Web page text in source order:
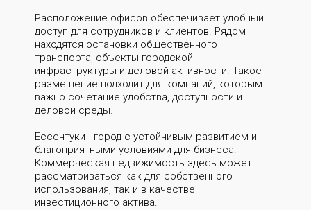
Расположение офисов обеспечивает удобный
доступ для сотрудников и клиентов. Рядом
находятся остановки общественного
транспорта, объекты городской
инфраструктуры и деловой активности. Такое
размещение подходит для компаний, которым
важно сочетание удобства, доступности и
деловой среды.
Ессентуки - город с устойчивым развитием и
благоприятными условиями для бизнеса.
Коммерческая недвижимость здесь может
рассматриваться как для собственного
использования, так и в качестве
инвестиционного актива.